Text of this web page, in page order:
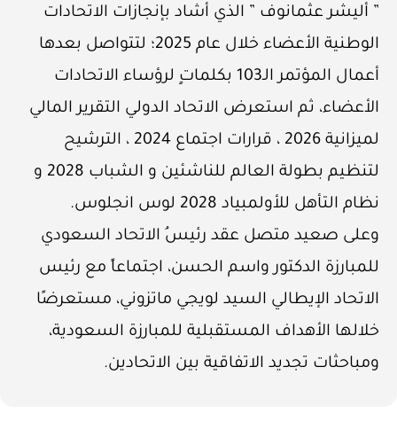
” أليشر عثمانوف ” الذي أشاد بإنجازات الاتحادات
الوطنية الأعضاء خلال عام 2025؛ لتتواصل بعدها
أعمال المؤتمر الـ103 بكلماتٍ لرؤساء الاتحادات
الأعضاء، ثم استعرض الاتحاد الدولي التقرير المالي
لميزانية 2026 ، قرارات اجتماع 2024 ، الترشيح
لتنظيم بطولة العالم للناشئين و الشباب 2028 و
نظام التأهل للأولمبياد 2028 لوس انجلوس.
وعلى صعيد متصل عقد رئيسُ الاتحاد السعودي
للمبارزة الدكتور واسم الحسن، اجتماعاً مع رئيس
الاتحاد الإيطالي السيد لويجي ماتزوني، مستعرضًا
خلالها الأهداف المستقبلية للمبارزة السعودية،
ومباحثات تجديد الاتفاقية بين الاتحادين.